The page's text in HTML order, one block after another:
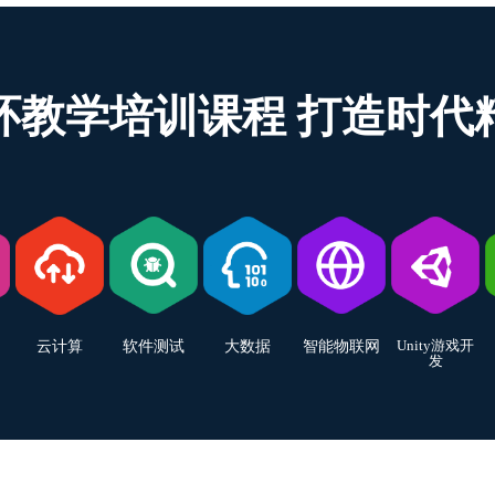
教学培训课程 打造时代
云计算 软件测试 大数据 智能物联网
Unity游戏开
发